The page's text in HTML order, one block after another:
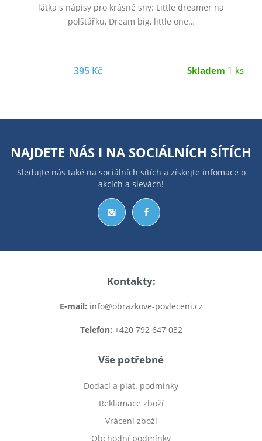
látka s nápisy pro krásné sny: Little dreamer na
polštářku, Dream big, little one…
395 Kč Skladem 1 ks
NAJDETE NÁS I NA SOCIÁLNÍCH SÍTÍCH
Sledujte nás také na sociálních sítích a získejte infomace o
akcích a slevách!
Kontakty:
E-mail: info@obrazkove-povleceni.cz
Telefon: +420 792 647 032
Vše potřebné
Dodací a plat. podmínky
Reklamace zboží
Vrácení zboží
Obchodní podmínky